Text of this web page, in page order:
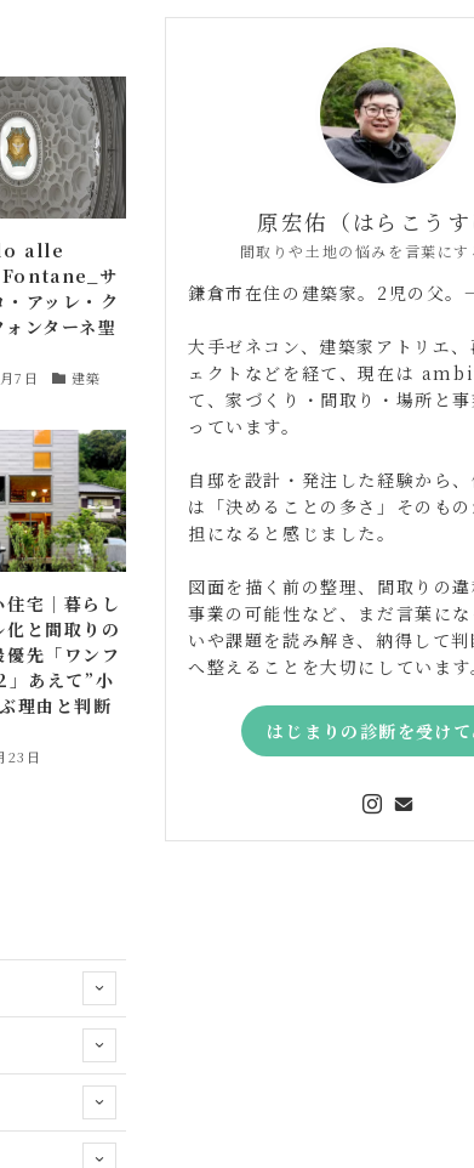
alle
サ
・アッレ・ク
ンターネ聖
7日 建築
宅｜暮らし
化と間取りの
先「ワンフ
あえて”小
理由と判断
23日
原宏佑（はらこうす
間取りや土地の悩みを言葉にす
鎌倉市在住の建築家。2児の父。
大手ゼネコン、建築家アトリエ
ェクトなどを経て、現在は
て、家づくり・間取り・場所と
っています。
自邸を設計・発注した経験から、
は「決めることの多さ」そのも
担になると感じました。
図面を描く前の整理、間取りの
事業の可能性など、まだ言葉に
いや課題を読み解き、納得して
へ整えることを大切にしています
はじまりの診断を受けて